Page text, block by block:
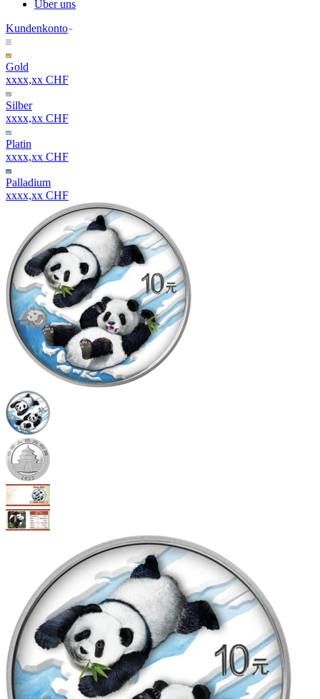
Über uns
Kundenkonto
Gold
xxxx,xx CHF
Silber
xxxx,xx CHF
Platin
xxxx,xx CHF
Palladium
xxxx,xx CHF